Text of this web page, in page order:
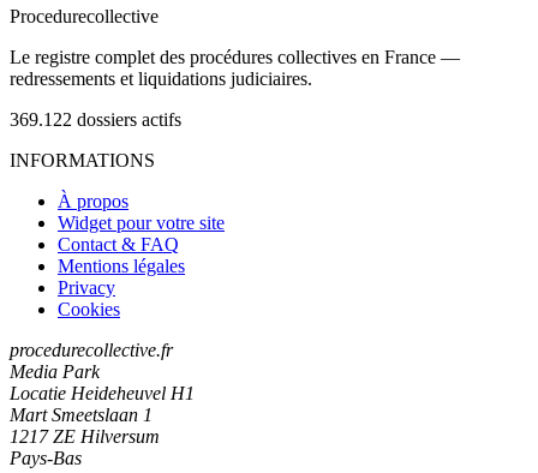
Procedurecollective
Le registre complet des procédures collectives en France —
redressements et liquidations judiciaires.
369.122 dossiers actifs
INFORMATIONS
À propos
Widget pour votre site
Contact & FAQ
Mentions légales
Privacy
Cookies
procedurecollective.fr
Media Park
Locatie Heideheuvel H1
Mart Smeetslaan 1
1217 ZE Hilversum
Pays-Bas